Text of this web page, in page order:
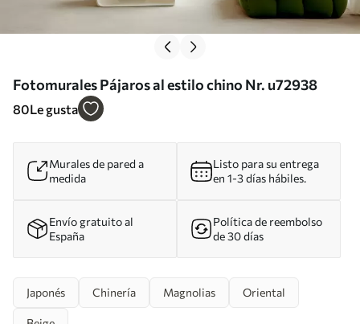
Fotomurales Pájaros al estilo chino Nr. u72938
80Le gusta
Murales de pared a
medida
Listo para su entrega
en 1-3 días hábiles.
Envío gratuito al
España
Política de reembolso
de 30 días
Japonés Chinería Magnolias Oriental